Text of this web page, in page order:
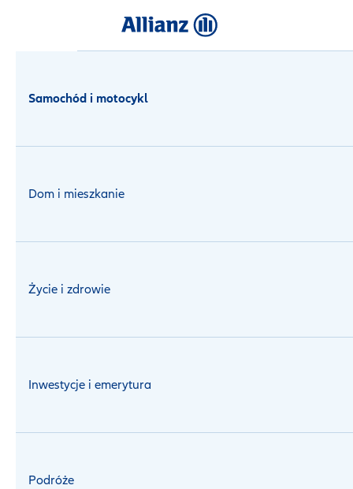
Samochód i motocykl
Dom i mieszkanie
Życie i zdrowie
Inwestycje i emerytura
Podróże